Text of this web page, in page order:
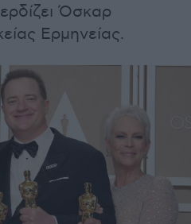
Όσκαρ
Ερμηνείας.